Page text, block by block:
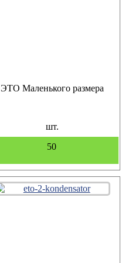
ЭТО Маленького размера
шт.
50